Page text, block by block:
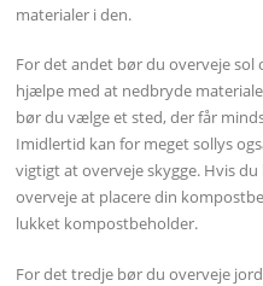
materialer i den.
For det andet bør du overveje sol
hjælpe med at nedbryde
bør du vælge et sted, der får
Imidlertid kan for meget sollys
vigtigt at overveje skygge. Hvis
overveje at placere din
lukket kompostbeholder.
For det tredje bør du overveje